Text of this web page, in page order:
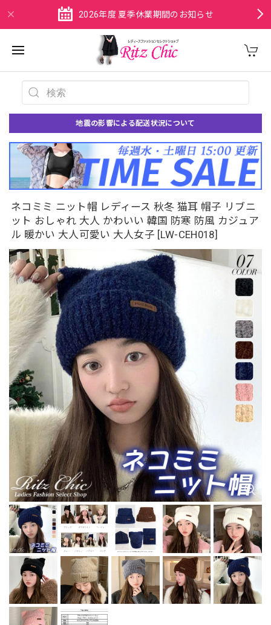
2026年度 夏季休業期間のお知らせ
地震の影響による配送状況について
ネコミミ ニット帽 レディース 秋冬 猫耳 帽子 リブニ
ット おしゃれ 大人 かわいい 韓国 防寒 防風 カジュア
ル 暖かい 大人可愛い 大人女子 [LW-CEH018]